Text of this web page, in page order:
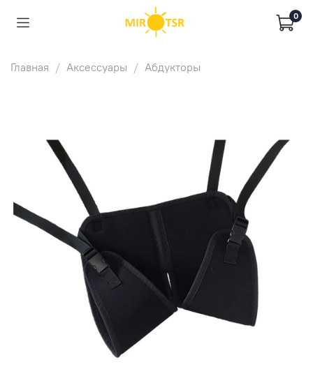
0
Главная Аксессуары Абдукторы